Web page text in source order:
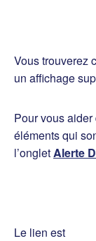
Vous trouverez
un affichage
Pour vous
éléments qui
l’ongletAlerte
Le lien est